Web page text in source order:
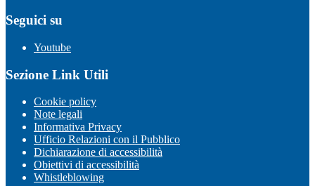
Seguici su
Youtube
Sezione Link Utili
Cookie policy
Note legali
Informativa Privacy
Ufficio Relazioni con il Pubblico
Dichiarazione di accessibilità
Obiettivi di accessibilità
Whistleblowing